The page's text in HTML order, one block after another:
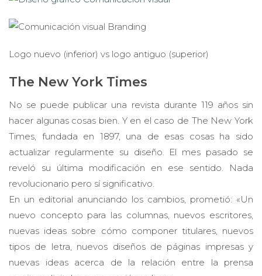
Logo nuevo (inferior) vs logo antiguo (superior)
The New York Times
No se puede publicar una revista durante 119 años sin
hacer algunas cosas bien. Y en el caso de The New York
Times, fundada en 1897, una de esas cosas ha sido
actualizar regularmente su diseño. El mes pasado se
reveló su última modificación en ese sentido. Nada
revolucionario pero sí significativo.
En un editorial anunciando los cambios, prometió: «Un
nuevo concepto para las columnas, nuevos escritores,
nuevas ideas sobre cómo componer titulares, nuevos
tipos de letra, nuevos diseños de páginas impresas y
nuevas ideas acerca de la relación entre la prensa